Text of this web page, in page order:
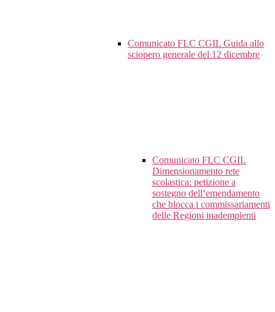
Comunicato FLC CGIL Guida allo
sciopero generale del 12 dicembre
Comunicato FLC CGIL
Dimensionamento rete
scolastica: petizione a
sostegno dell’emendamento
che blocca i commissariamenti
delle Regioni inadempienti